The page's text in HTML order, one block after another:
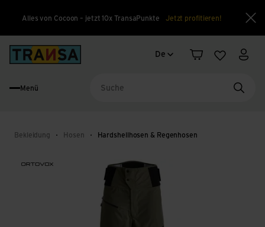
Alles von Cocoon – jetzt 10x TransaPunkte Jetzt profitieren!
Sprachwechsel
De
Warenkorb
Merkliste
Menü
Bekleidung Hosen Hardshellhosen & Regenhosen